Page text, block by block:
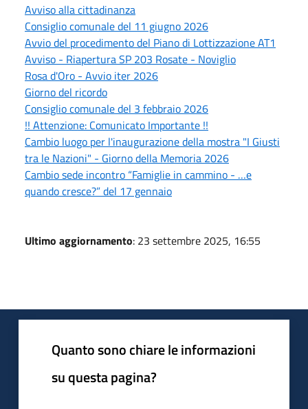
Avviso alla cittadinanza
Consiglio comunale del 11 giugno 2026
Avvio del procedimento del Piano di Lottizzazione AT1
Avviso - Riapertura SP 203 Rosate - Noviglio
Rosa d'Oro - Avvio iter 2026
Giorno del ricordo
Consiglio comunale del 3 febbraio 2026
!! Attenzione: Comunicato Importante !!
Cambio luogo per l'inaugurazione della mostra "I Giusti
tra le Nazioni" - Giorno della Memoria 2026
Cambio sede incontro “Famiglie in cammino - …e
quando cresce?” del 17 gennaio
Ultimo aggiornamento: 23 settembre 2025, 16:55
Quanto sono chiare le informazioni
su questa pagina?